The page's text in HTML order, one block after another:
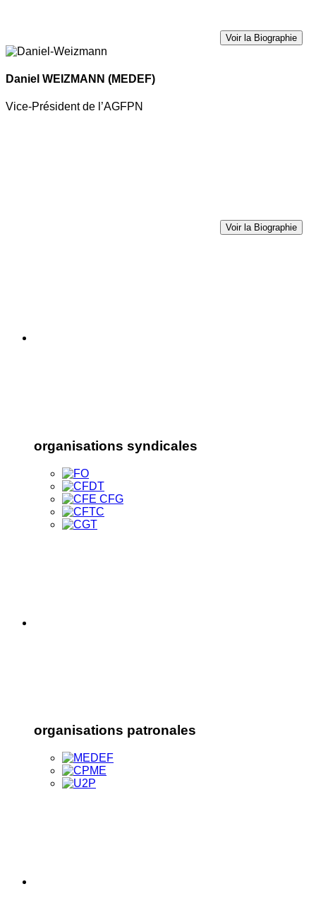
Voir la Biographie
Daniel WEIZMANN (MEDEF)
Vice-Président de l’AGFPN
Voir la Biographie
organisations syndicales
organisations patronales